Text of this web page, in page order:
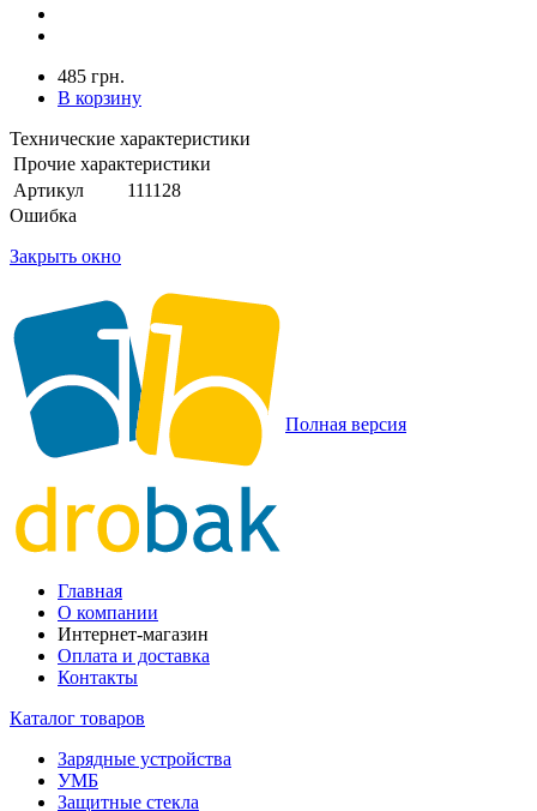
485 грн.
В корзину
Технические характеристики
Прочие характеристики
Артикул
111128
Ошибка
Закрыть окно
Полная версия
Главная
О компании
Интернет-магазин
Оплата и доставка
Контакты
Каталог товаров
Зарядные устройства
УМБ
Защитные стекла